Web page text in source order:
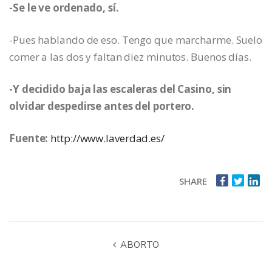
-Se le ve ordenado, sí.
-Pues hablando de eso. Tengo que marcharme. Suelo
comer a las dos y faltan diez minutos. Buenos días.
-Y decidido baja las escaleras del Casino, sin
olvidar despedirse antes del portero.
Fuente: http://www.laverdad.es/
SHARE
ABORTO